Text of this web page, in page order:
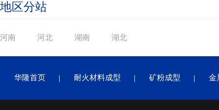
地区分站
河南 河北 湖南 湖北
华隆首页 耐火材料成型 矿粉成型 金